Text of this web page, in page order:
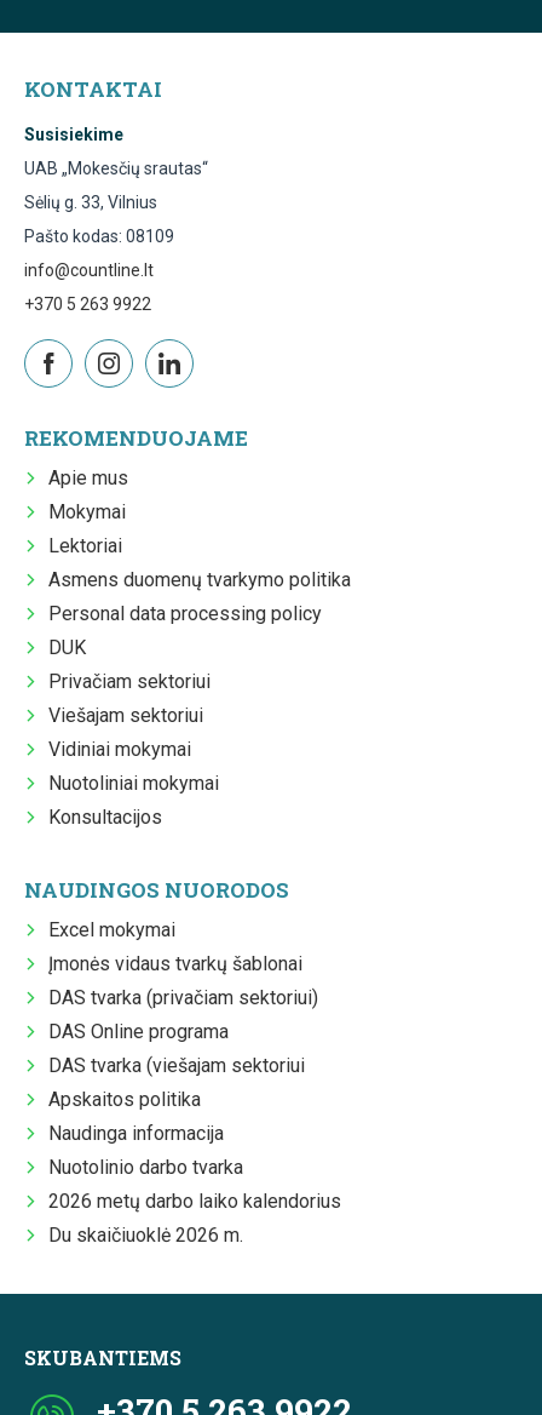
KONTAKTAI
Susisiekime
UAB „Mokesčių srautas“
Sėlių g. 33, Vilnius
Pašto kodas: 08109
info@countline.lt
+370 5 263 9922
REKOMENDUOJAME
Apie mus
Mokymai
Lektoriai
Asmens duomenų tvarkymo politika
Personal data processing policy
DUK
Privačiam sektoriui
Viešajam sektoriui
Vidiniai mokymai
Nuotoliniai mokymai
Konsultacijos
NAUDINGOS NUORODOS
Excel mokymai
Įmonės vidaus tvarkų šablonai
DAS tvarka (privačiam sektoriui)
DAS Online programa
DAS tvarka (viešajam sektoriui
Apskaitos politika
Naudinga informacija
Nuotolinio darbo tvarka
2026 metų darbo laiko kalendorius
Du skaičiuoklė 2026 m.
SKUBANTIEMS